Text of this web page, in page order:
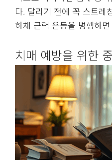
다. 달리기 전에 꼭 스트레
하체 근력 운동을 병행하
치매 예방을 위한